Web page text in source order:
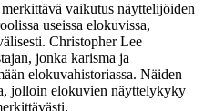
vaikutus näyttelijöiden
useissa elokuvissa,
Christopher Lee
jonka karisma ja
elokuvahistoriassa. Näiden
jolloin elokuvien näyttelykyky